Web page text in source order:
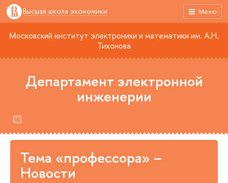
Меню
Высшая школа экономики
Московский институт электроники и математики им. А.Н.
Тихонова
Департамент электронной
инженерии
Тема «профессора» –
Новости